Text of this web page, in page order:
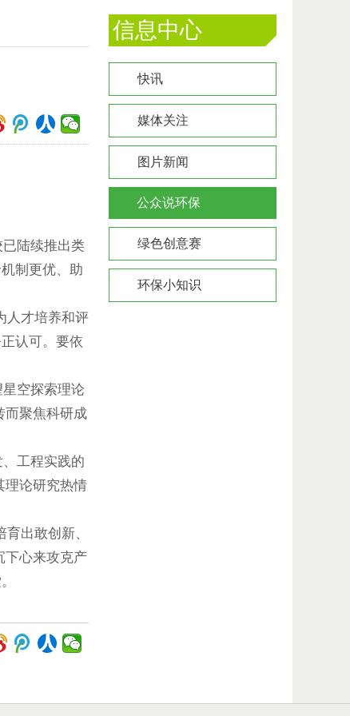
陆续推出类
制更优、助
人才培养和评
认可。要依
空探索理论
而聚焦科研成
工程实践的
理论研究热情
出敢创新、
下心来攻克产
信息中心
快讯
媒体关注
图片新闻
公众说环保
绿色创意赛
环保小知识